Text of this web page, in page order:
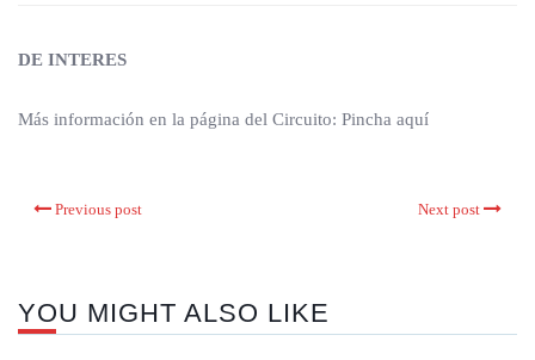
DE INTERES
Más información en la página del Circuito: Pincha aquí
Previous post Next post
YOU MIGHT ALSO LIKE